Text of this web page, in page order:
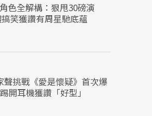
色全解構：狠甩30磅演
搞笑獲讚有周星馳底蘊
聲挑戰《愛是懷疑》首次爆
開耳機獲讚「好型」